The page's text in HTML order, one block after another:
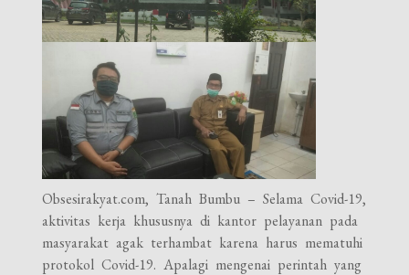
Obsesirakyat.com, Tanah Bumbu – Selama Covid-19,
aktivitas kerja khususnya di kantor pelayanan pada
masyarakat agak terhambat karena harus mematuhi
protokol Covid-19. Apalagi mengenai perintah yang